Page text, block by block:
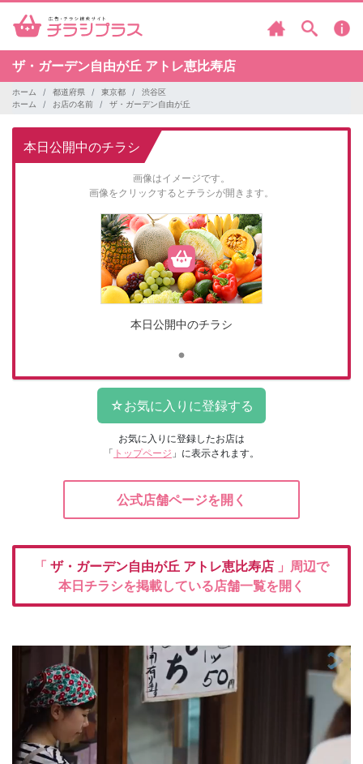
ザ・ガーデン自由が丘 アトレ恵比寿店
ホーム 都道府県 東京都
渋谷区
ホーム
お店の名前 ザ・ガーデン自由が丘
本日公開中のチラシ
画像はイメージです。
画像をクリックするとチラシが開きます。
本日公開中のチラシ
お気に入りに登録したお店は
「 トップページ 」に表示されます。
公式店舗ページを開く
「 ザ・ガーデン自由が丘 アトレ恵比寿店 」周辺で
本日チラシを掲載している店舗一覧を開く